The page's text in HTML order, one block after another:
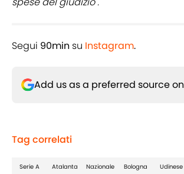
Segui 90min su Instagram.
Add us as a preferred source on
Tag correlati
Serie A Atalanta Nazionale Bologna Udinese